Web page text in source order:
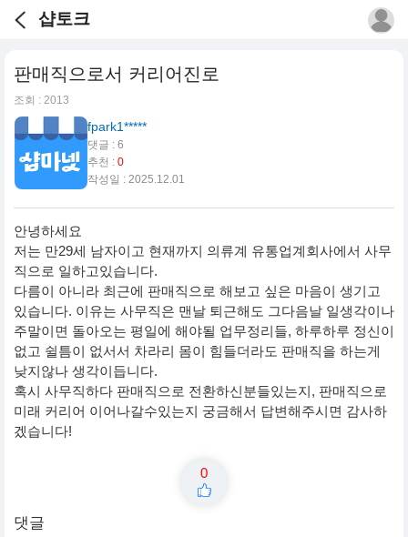
샵토크
판매직으로서 커리어진로
조회 : 2013
fpark1*****
댓글 : 6
추천 : 0
작성일 : 2025.12.01
안녕하세요
저는 만29세 남자이고 현재까지 의류계 유통업계회사에서 사무
직으로 일하고있습니다.
다름이 아니라 최근에 판매직으로 해보고 싶은 마음이 생기고
있습니다. 이유는 사무직은 맨날 퇴근해도 그다음날 일생각이나
주말이면 돌아오는 평일에 해야될 업무정리들, 하루하루 정신이
없고 쉴틈이 없서서 차라리 몸이 힘들더라도 판매직을 하는게
낮지않나 생각이듭니다.
혹시 사무직하다 판매직으로 전환하신분들있는지, 판매직으로
미래 커리어 이어나갈수있는지 궁금해서 답변해주시면 감사하
겠습니다!
0
댓글